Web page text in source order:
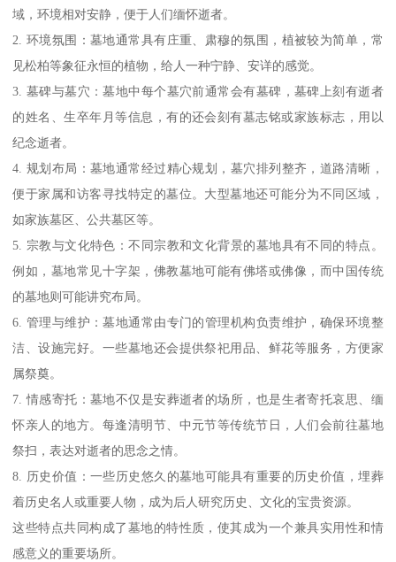
域，环境相对安静，便于人们缅怀逝者。
2. 环境氛围：墓地通常具有庄重、肃穆的氛围，植被较为简单，常
见松柏等象征永恒的植物，给人一种宁静、安详的感觉。
3. 墓碑与墓穴：墓地中每个墓穴前通常会有墓碑，墓碑上刻有逝者
的姓名、生卒年月等信息，有的还会刻有墓志铭或家族标志，用以
纪念逝者。
4. 规划布局：墓地通常经过精心规划，墓穴排列整齐，道路清晰，
便于家属和访客寻找特定的墓位。大型墓地还可能分为不同区域，
如家族墓区、公共墓区等。
5. 宗教与文化特色：不同宗教和文化背景的墓地具有不同的特点。
例如，墓地常见十字架，佛教墓地可能有佛塔或佛像，而中国传统
的墓地则可能讲究布局。
6. 管理与维护：墓地通常由专门的管理机构负责维护，确保环境整
洁、设施完好。一些墓地还会提供祭祀用品、鲜花等服务，方便家
属祭奠。
7. 情感寄托：墓地不仅是安葬逝者的场所，也是生者寄托哀思、缅
怀亲人的地方。每逢清明节、中元节等传统节日，人们会前往墓地
祭扫，表达对逝者的思念之情。
8. 历史价值：一些历史悠久的墓地可能具有重要的历史价值，埋葬
着历史名人或重要人物，成为后人研究历史、文化的宝贵资源。
这些特点共同构成了墓地的特性质，使其成为一个兼具实用性和情
感意义的重要场所。